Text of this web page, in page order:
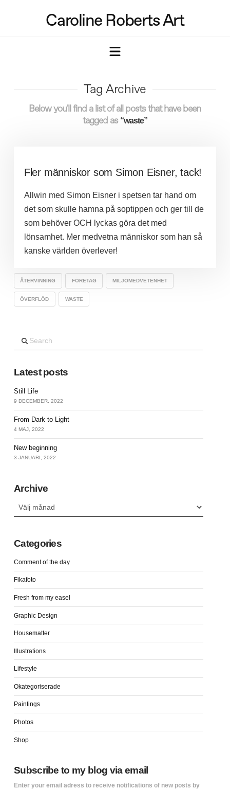
Caroline Roberts Art
Navigation
Tag Archive
Below you'll find a list of all posts that have been
tagged as “waste”
Fler människor som Simon Eisner, tack!
Allwin med Simon Eisner i spetsen tar hand om
det som skulle hamna på soptippen och ger till de
som behöver OCH lyckas göra det med
lönsamhet. Mer medvetna människor som han så
kanske världen överlever!
ÅTERVINNING FÖRETAG MILJÖMEDVETENHET
ÖVERFLÖD WASTE
Latest posts
Still Life
9 DECEMBER, 2022
From Dark to Light
4 MAJ, 2022
New beginning
3 JANUARI, 2022
Archive
Categories
Comment of the day
Fikafoto
Fresh from my easel
Graphic Design
Housematter
Illustrations
Lifestyle
Okategoriserade
Paintings
Photos
Shop
Subscribe to my blog via email
Enter your email adress to receive notifications of new posts by